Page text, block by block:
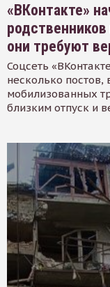
«ВКонтакте»
они требуют
Соцсеть
несколько
мобилизованных
близким отпуск и